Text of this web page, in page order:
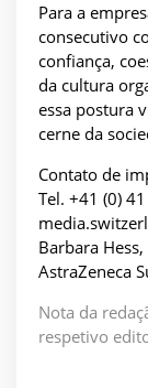
Para a
consecutivo
confiança,
da cultura
essa postura
cerne da
Contato de
Tel. +41 (0)
Barbara
AstraZeneca
Nota da
respetivo